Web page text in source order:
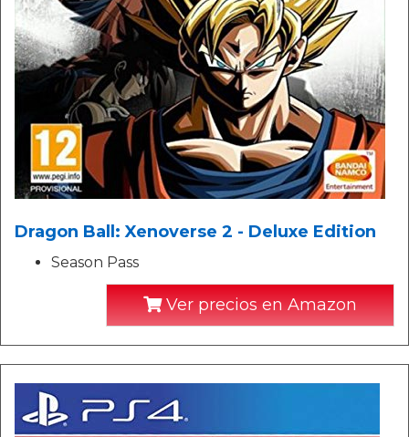
Dragon Ball: Xenoverse 2 - Deluxe Edition
Season Pass
Ver precios en Amazon